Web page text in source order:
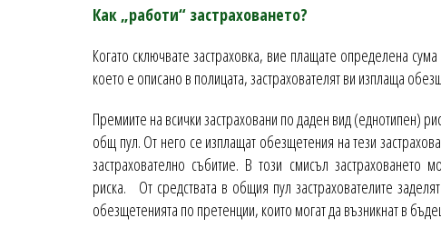
Как „работи“ застраховането?
Когато сключвате застраховка, вие плащате определена
което е описано в полицата, застрахователят ви изплаща
Премиите на всички застраховани по даден вид (еднотипен)
общ пул. От него се изплащат обезщетения на тези
застрахователно събитие. В този смисъл
риска. От средствата в общия пул застрахователите
обезщетенията по претенции, които могат да възникнат в